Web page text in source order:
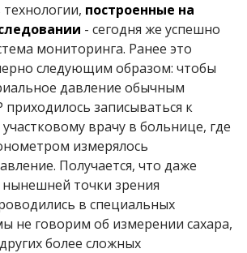
построенные на
- сегодня же успешно
мониторинга. Ранее это
следующим образом: чтобы
давление обычным
записываться к
врачу в больнице, где
измерялось
Получается, что даже
точки зрения
в специальных
не говорим об измерении сахара,
более сложных